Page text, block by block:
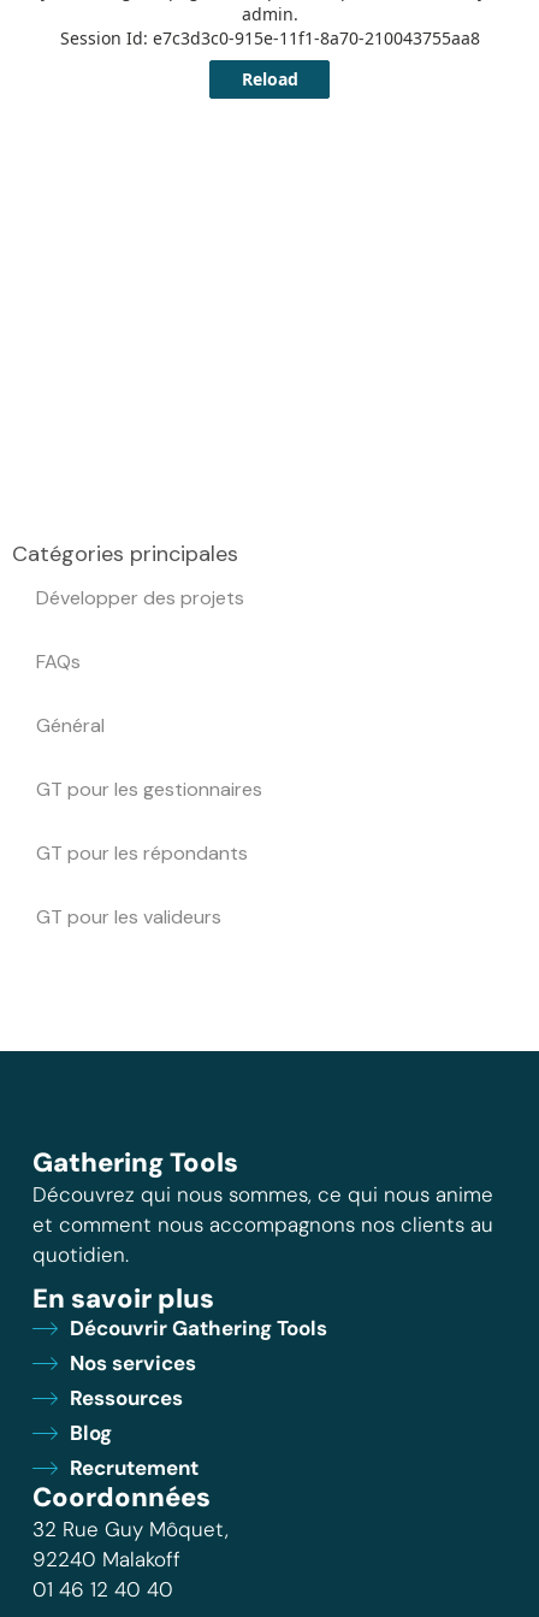
Catégories principales
Développer des projets
FAQs
Général
GT pour les gestionnaires
GT pour les répondants
GT pour les valideurs
Gathering Tools
Découvrez qui nous sommes, ce qui nous anime
et comment nous accompagnons nos clients au
quotidien.
En savoir plus
Découvrir Gathering Tools
Nos services
Ressources
Blog
Recrutement
Coordonnées
32 Rue Guy Môquet,
92240 Malakoff
01 46 12 40 40